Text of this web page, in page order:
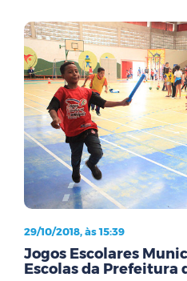
29/10/2018, às 15:39
Jogos Escolares
Escolas da Prefeitura